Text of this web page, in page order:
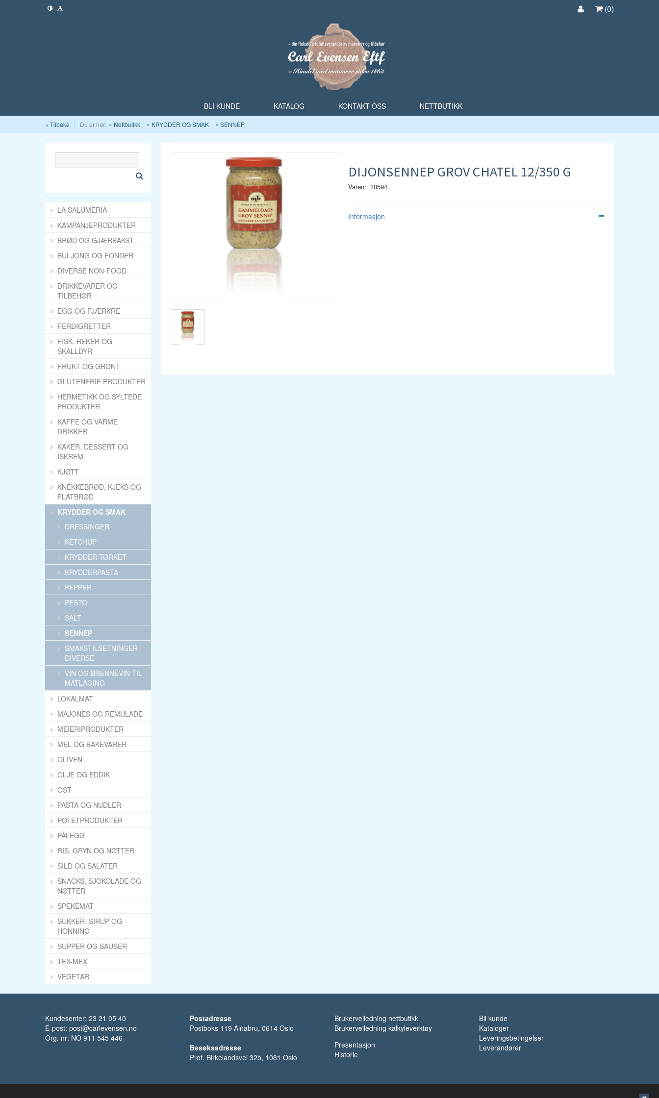
(0)
BLI KUNDE KATALOG KONTAKT OSS NETTBUTIKK
« Tilbake Du er her: Nettbutikk KRYDDER OG SMAK SENNEP
DIJONSENNEP GROV CHATEL 12/350 G
Varenr: 10594
Informasjon
LA SALUMERIA
KAMPANJEPRODUKTER
BRØD OG GJÆRBAKST
BULJONG OG FONDER
DIVERSE NON-FOOD
DRIKKEVARER OG
TILBEHØR
EGG OG FJÆRKRE
FERDIGRETTER
FISK, REKER OG
SKALLDYR
FRUKT OG GRØNT
GLUTENFRIE PRODUKTER
HERMETIKK OG SYLTEDE
PRODUKTER
KAFFE OG VARME
DRIKKER
KAKER, DESSERT OG
ISKREM
KJØTT
KNEKKEBRØD, KJEKS OG
FLATBRØD
KRYDDER OG SMAK
DRESSINGER
KETCHUP
KRYDDER TØRKET
KRYDDERPASTA
PEPPER
PESTO
SALT
SENNEP
SMAKSTILSETNINGER
DIVERSE
VIN OG BRENNEVIN TIL
MATLAGING
LOKALMAT
MAJONES OG REMULADE
MEIERIPRODUKTER
MEL OG BAKEVARER
OLIVEN
OLJE OG EDDIK
OST
PASTA OG NUDLER
POTETPRODUKTER
PÅLEGG
RIS, GRYN OG NØTTER
SILD OG SALATER
SNACKS, SJOKOLADE OG
NØTTER
SPEKEMAT
SUKKER, SIRUP OG
HONNING
SUPPER OG SAUSER
TEX-MEX
VEGETAR
Kundesenter: 23 21 05 40
E-post: post@carlevensen.no
Org. nr: NO 911 545 446
Postadresse
Postboks 119 Alnabru, 0614 Oslo
Besøksadresse
Prof. Birkelandsvei 32b, 1081 Oslo
Brukerveiledning nettbutikk
Brukerveiledning kalkyleverktøy
Presentasjon
Historie
Bli kunde
Kataloger
Leveringsbetingelser
Leverandører